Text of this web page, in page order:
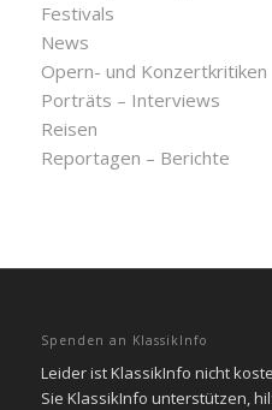
Festivals
News
Opern- und Konzertkritiken
Porträts – Interviews
Reisen
Reportagen – Berichte
Spenden an KlassikInfo
Leider ist KlassikInfo nicht
Sie KlassikInfo unterstützen,